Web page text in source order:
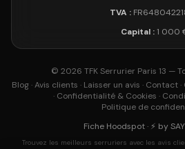
TVA :
Capital :1 000
© 2026 TFK Serrurier Paris 13 —
Blog·Avis clients · Laisser un avis · Contact·
· Confidentialité & Cookies ·
Politique de
Fiche Hoodspot· ⚡ by
Trouvez les meilleurs serruriers avec les avis